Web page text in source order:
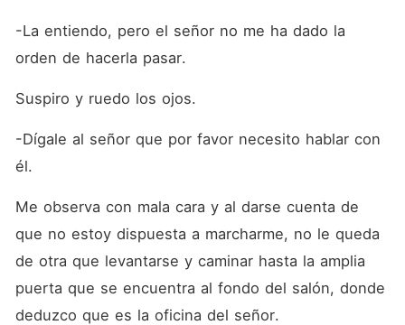
-La entiendo, pero el señor no me ha dado la
orden de hacerla pasar.
Suspiro y ruedo los ojos.
-Dígale al señor que por favor necesito hablar con
él.
Me observa con mala cara y al darse cuenta de
que no estoy dispuesta a marcharme, no le queda
de otra que levantarse y caminar hasta la amplia
puerta que se encuentra al fondo del salón, donde
deduzco que es la oficina del señor.